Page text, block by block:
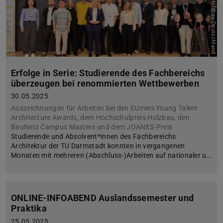
Bild: Holzbau Deutschland
Erfolge in Serie: Studierende des Fachbereichs
überzeugen bei renommierten Wettbewerben
30.05.2025
Auszeichnungen für Arbeiten bei den EUmies Young Talent
Architecture Awards, dem Hochschulpreis Holzbau, den
BauNetz Campus Masters und dem JOANES-Preis
Studierende und Absolvent*innen des Fachbereichs
Architektur der TU Darmstadt konnten in vergangenen
Monaten mit mehreren (Abschluss-)Arbeiten auf nationaler u…
ONLINE-INFOABEND Auslandssemester und
Praktika
25.05.2025